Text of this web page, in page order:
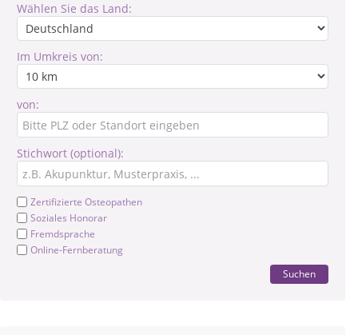
Wählen Sie das Land:
Im Umkreis von:
von:
Stichwort (optional):
Zertifizierte Osteopathen
Soziales Honorar
Fremdsprache
Online-Fernberatung
Suchen